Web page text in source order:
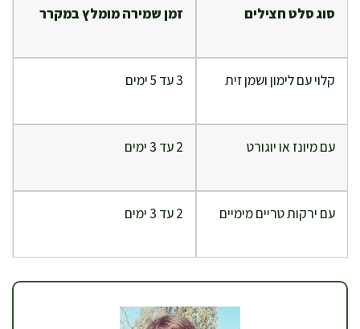
סוג סלט חצילים זמן שמירה מומלץ במקרר
קלוי עם לימון ושמן זית 3 עד 5 ימים
עם מיונז או יוגורט 2 עד 3 ימים
עם ירקות טריים מימיים 2 עד 3 ימים